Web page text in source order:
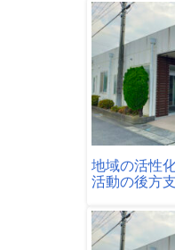
地域の活性
活動の後方